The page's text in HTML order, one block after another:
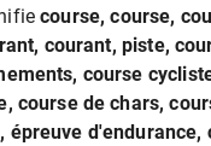
course, course,
courant, piste,
course
course de chars,